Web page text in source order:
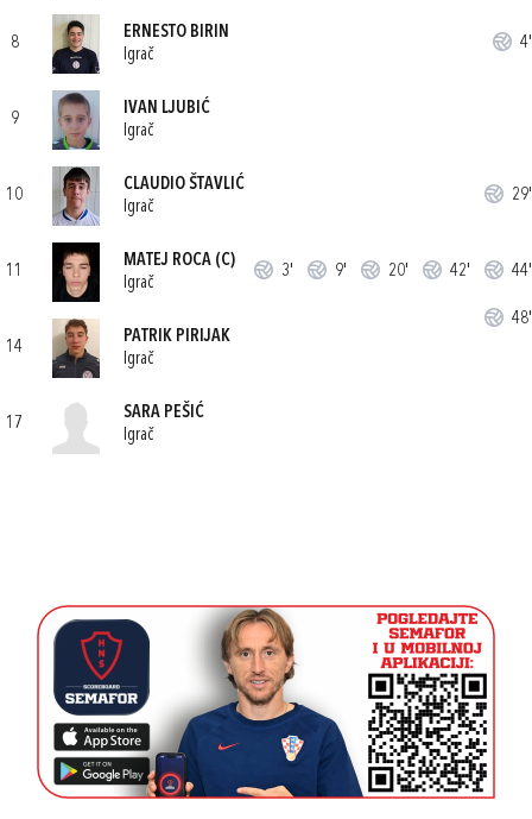
8
ERNESTO BIRIN
Igrač
4'
9
IVAN LJUBIĆ
Igrač
10
CLAUDIO ŠTAVLIĆ
Igrač
29'
11
MATEJ ROCA (C)
Igrač
3' 9' 20' 42' 44'
48'
14
PATRIK PIRIJAK
Igrač
17
SARA PEŠIĆ
Igrač